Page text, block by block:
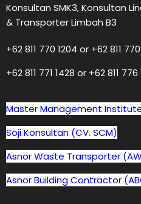
Konsultan SMK3, Konsultan
& Transporter Limbah B3
+62 811 770 1204 or +62 811
+62 811 771 1428 or +62 811 776
Master Management
Soji Konsultan (CV. SCM)
Asnor Waste Transporter
Asnor Building Contractor